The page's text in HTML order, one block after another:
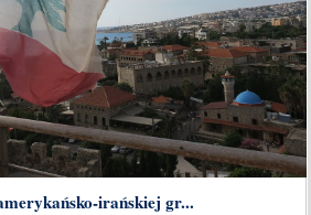
irańskiej gr...